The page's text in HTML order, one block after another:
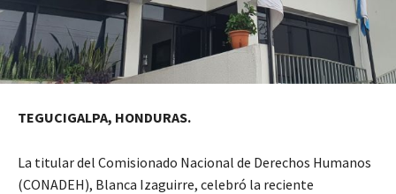
TEGUCIGALPA, HONDURAS.
La titular del Comisionado Nacional de Derechos Humanos
(CONADEH), Blanca Izaguirre, celebró la reciente